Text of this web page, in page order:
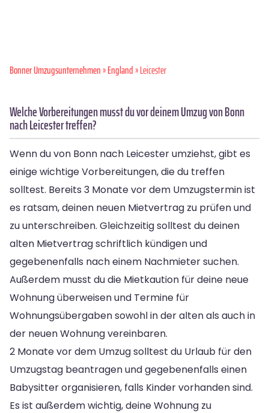
Bonner Umzugsunternehmen»England» Leicester
Welche Vorbereitungen musst du vor deinem Umzug von Bonn
nach Leicester treffen?
Wenn du von Bonn nach Leicester umziehst, gibt es
einige wichtige Vorbereitungen, die du treffen
solltest. Bereits 3 Monate vor dem Umzugstermin ist
es ratsam, deinen neuen Mietvertrag zu prüfen und
zu unterschreiben. Gleichzeitig solltest du deinen
alten Mietvertrag schriftlich kündigen und
gegebenenfalls nach einem Nachmieter suchen.
Außerdem musst du die Mietkaution für deine neue
Wohnung überweisen und Termine für
Wohnungsübergaben sowohl in der alten als auch in
der neuen Wohnung vereinbaren.
2 Monate vor dem Umzug solltest du Urlaub für den
Umzugstag beantragen und gegebenenfalls einen
Babysitter organisieren, falls Kinder vorhanden sind.
Es ist außerdem wichtig, deine Wohnung zu